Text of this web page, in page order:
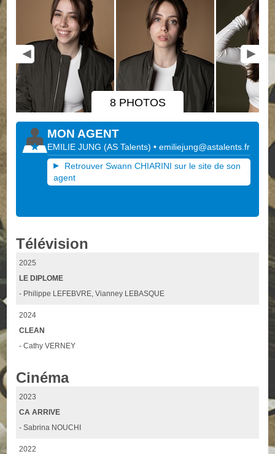
8 PHOTOS
MON AGENT
EMILIE JUNG (AS Talents)•emiliejung@astalents.fr
Retrouver Swann CHIARINI sur le site de son
agent
Télévision
2025
LE DIPLOME
- Philippe LEFEBVRE, Vianney LEBASQUE
2024
CLEAN
- Cathy VERNEY
Cinéma
2023
CA ARRIVE
- Sabrina NOUCHI
2022